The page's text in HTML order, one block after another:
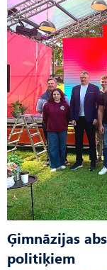
Ģimnāzijas
politiķiem